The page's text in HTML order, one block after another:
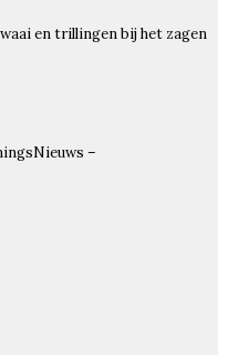
en trillingen bij het zagen
–